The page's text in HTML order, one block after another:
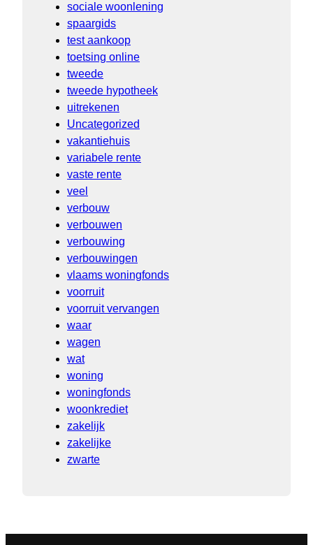
sociale woonlening
spaargids
test aankoop
toetsing online
tweede
tweede hypotheek
uitrekenen
Uncategorized
vakantiehuis
variabele rente
vaste rente
veel
verbouw
verbouwen
verbouwing
verbouwingen
vlaams woningfonds
voorruit
voorruit vervangen
waar
wagen
wat
woning
woningfonds
woonkrediet
zakelijk
zakelijke
zwarte